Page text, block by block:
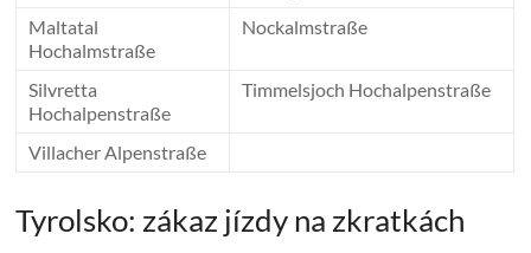
Maltatal
Hochalmstraße
Nockalmstraße
Silvretta
Hochalpenstraße
Timmelsjoch Hochalpenstraße
Villacher Alpenstraße
Tyrolsko: zákaz jízdy na zkratkách